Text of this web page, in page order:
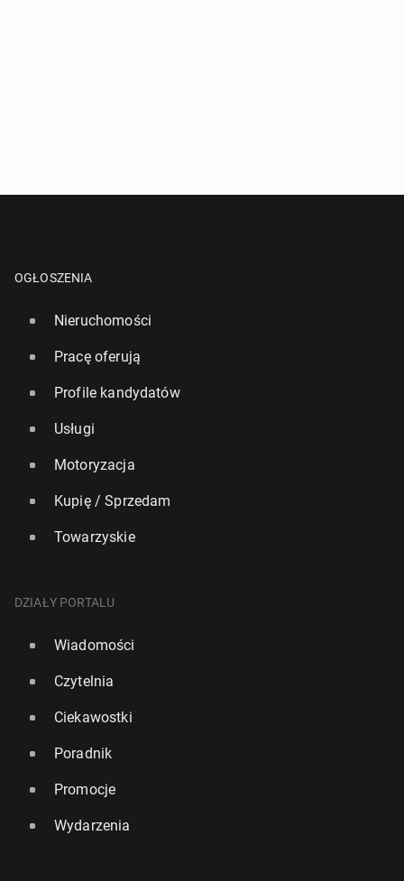
OGŁOSZENIA
Nieruchomości
Pracę oferują
Profile kandydatów
Usługi
Motoryzacja
Kupię / Sprzedam
Towarzyskie
DZIAŁY PORTALU
Wiadomości
Czytelnia
Ciekawostki
Poradnik
Promocje
Wydarzenia